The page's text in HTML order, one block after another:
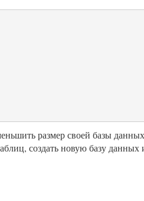
размер своей базы
создать новую базу данных